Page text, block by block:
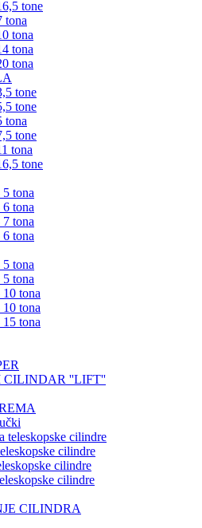
tone
tona
tona
tona
tona
tone
tone
tona
tone
tona
tone
tona
tona
7 tona
tona
5 tona
tona
tona
tona
tona
''LIFT''
teleskopske cilindre
cilindre
cilindre
cilindre
CILINDRA